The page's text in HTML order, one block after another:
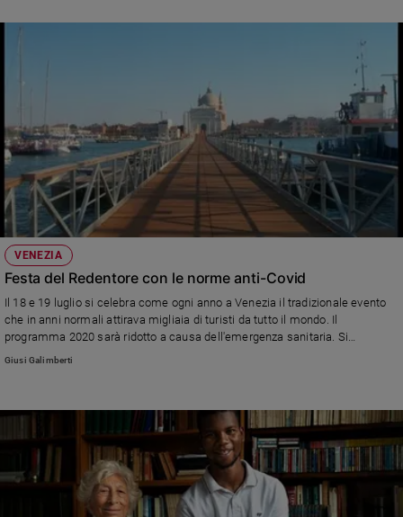
Vai
Riflessioni
Foto
Video
Podcast
Chi
siamo
VENEZIA
Festa del Redentore con le norme anti-Covid
Il 18 e 19 luglio si celebra come ogni anno a Venezia il tradizionale evento
che in anni normali attirava migliaia di turisti da tutto il mondo. Il
programma 2020 sarà ridotto a causa dell'emergenza sanitaria. Si
concluderà con una celebrazione solenne domenica sera questo atteso
Giusi Galimberti